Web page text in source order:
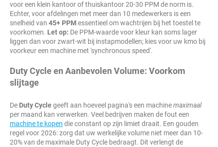
voor een klein kantoor of thuiskantoor 20-30 PPM de norm is.
Echter, voor afdelingen met meer dan 10 medewerkers is een
snelheid van 45+ PPMessentieel om wachtrijen bij het toestel te
voorkomen. Let op: De PPM-waarde voor kleur kan soms lager
liggen dan voor zwart-wit bij instapmodellen; kies voor uw kmo bij
voorkeur een machine met 'synchronous speed'.
Duty Cycle en Aanbevolen Volume: Voorkom
slijtage
De Duty Cyclegeeft aan hoeveel pagina's een machinemaximaal
per maand kan verwerken. Veel bedrijven maken de fout een
machine te kopen die constant op zijn limiet draait. Een gouden
regel voor 2026: zorg dat uw werkelijke volume niet meer dan 10-
20% van de maximale Duty Cycle bedraagt. Dit verlengt de